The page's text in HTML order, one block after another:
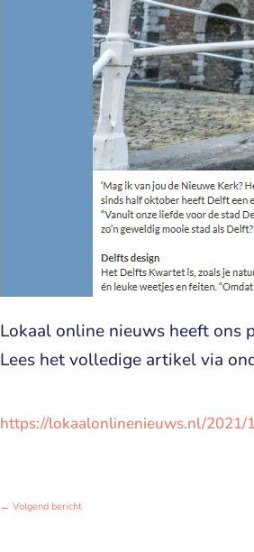
Lokaal online nieuws heeft ons
Lees het volledige artikel via
https://lokaalonlinenieuws.nl/
←Volgend bericht